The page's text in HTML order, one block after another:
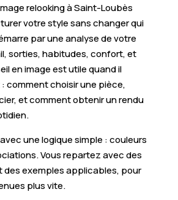
relooking à Saint-Loubès
votre style sans changer qui
par une analyse de votre
sorties, habitudes, confort, et
en image est utile quand il
comment choisir une pièce,
et comment obtenir un rendu
une logique simple : couleurs
Vous repartez avec des
des exemples applicables, pour
plus vite.